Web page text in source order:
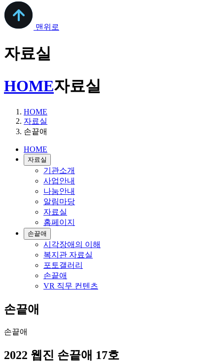
맨위로
자료실
HOME자료실
HOME
자료실
손끝애
HOME
자료실
기관소개
사업안내
나눔안내
알림마당
자료실
홈페이지
손끝애
시각장애의 이해
복지관 자료실
포토갤러리
손끝애
VR 직무 컨텐츠
손끝애
손끝애
2022 웹진 손끝애 17호